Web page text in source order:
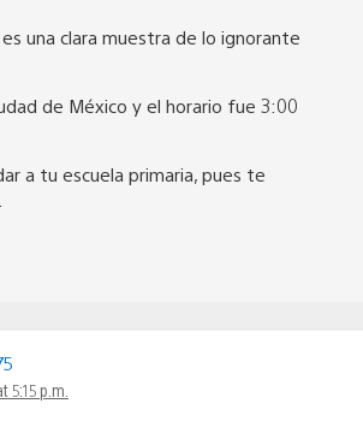
una clara muestra de lo ignorante
de México y el horario fue 3:00
a tu escuela primaria, pues te
5:15 p.m.